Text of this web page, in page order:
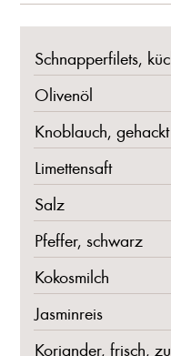
Schnapperfilets,
Olivenöl
Knoblauch, gehackt
Limettensaft
Salz
Pfeffer, schwarz
Kokosmilch
Jasminreis
Koriander, frisch,